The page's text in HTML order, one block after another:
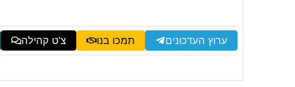
ערוץ העדכונים תמכו בנו צ'ט קהילה